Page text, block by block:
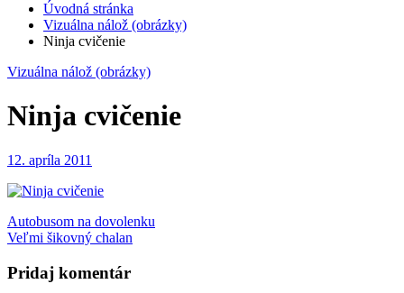
Úvodná stránka
Vizuálna nálož (obrázky)
Ninja cvičenie
Vizuálna nálož (obrázky)
Ninja cvičenie
12. apríla 2011
Navigácia
v
článku
Autobusom na dovolenku
Veľmi šikovný chalan
Pridaj komentár